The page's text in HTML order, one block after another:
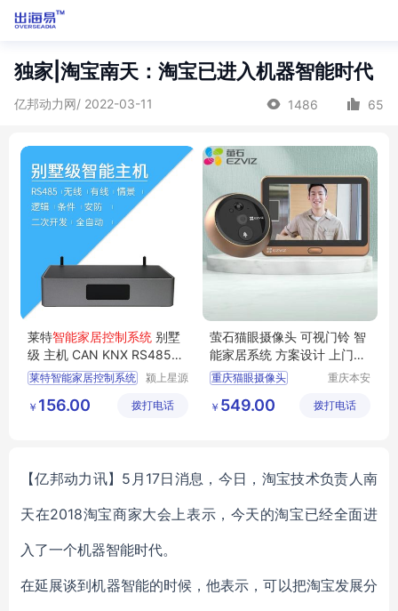
独家|淘宝南天：淘宝已进入机器智能时代
亿邦动力网/ 2022-03-11 1486 65
莱特智能家居控制系统 别墅
级 主机 CAN KNX RS485总
线 LORA方案
莱特智能家居控制系统
颍上星源
有限公司
￥ 156.00 拨打电话
萤石猫眼摄像头 可视门铃 智
能家居系统 方案设计 上门安
装
重庆猫眼摄像头
智能家居系统
重庆本安
有限公司
￥ 549.00 拨打电话
【亿邦动力讯】5月17日消息，今日，淘宝技术负责人南
天在2018淘宝商家大会上表示，今天的淘宝已经全面进
入了一个机器智能时代。
在延展谈到机器智能的时候，他表示，可以把淘宝发展分